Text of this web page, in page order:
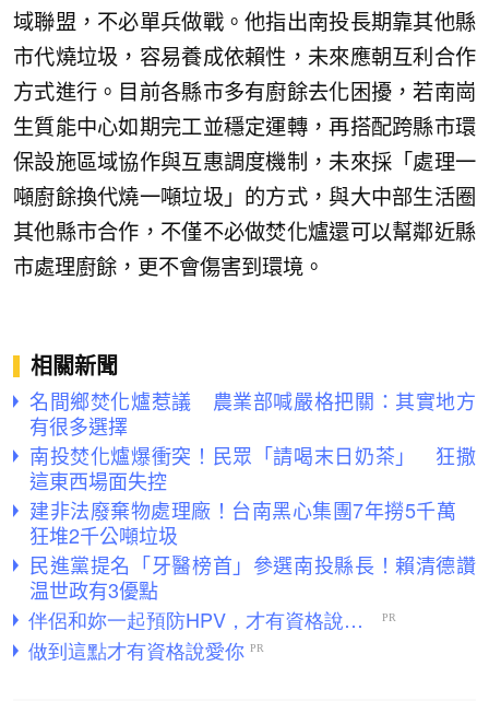
域聯盟，不必單兵做戰。他指出南投長期靠其他縣
市代燒垃圾，容易養成依賴性，未來應朝互利合作
方式進行。目前各縣市多有廚餘去化困擾，若南崗
生質能中心如期完工並穩定運轉，再搭配跨縣市環
保設施區域協作與互惠調度機制，未來採「處理一
噸廚餘換代燒一噸垃圾」的方式，與大中部生活圈
其他縣市合作，不僅不必做焚化爐還可以幫鄰近縣
市處理廚餘，更不會傷害到環境。
相關新聞
名間鄉焚化爐惹議 農業部喊嚴格把關：其實地方
有很多選擇
南投焚化爐爆衝突！民眾「請喝末日奶茶」 狂撒
這東西場面失控
建非法廢棄物處理廠！台南黑心集團7年撈5千萬
狂堆2千公噸垃圾
民進黨提名「牙醫榜首」參選南投縣長！賴清德讚
温世政有3優點